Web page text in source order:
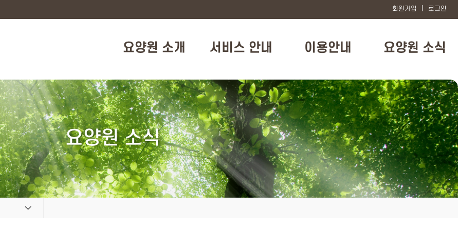
회원가입 로그인
요양원 소개 서비스 안내 이용안내 요양원 소식
요양원 소식